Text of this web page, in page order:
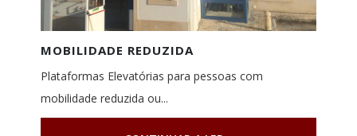
MOBILIDADE REDUZIDA
Plataformas Elevatórias para pessoas com
mobilidade reduzida ou...